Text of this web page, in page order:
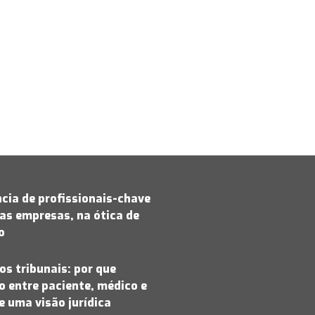
de profissionais-chave
empresas, na ótica de
tribunais: por que
entre paciente, médico e
uma visão jurídica